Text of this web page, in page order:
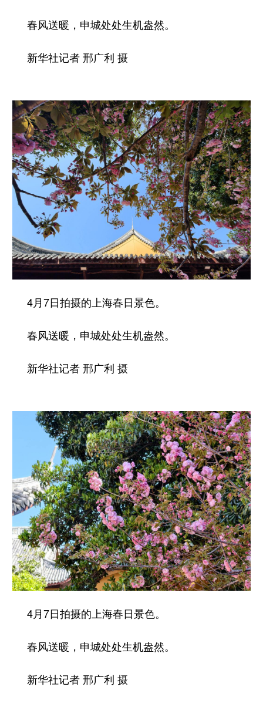
春风送暖，申城处处生机盎然。
新华社记者 邢广利 摄
4月7日拍摄的上海春日景色。
春风送暖，申城处处生机盎然。
新华社记者 邢广利 摄
4月7日拍摄的上海春日景色。
春风送暖，申城处处生机盎然。
新华社记者 邢广利 摄